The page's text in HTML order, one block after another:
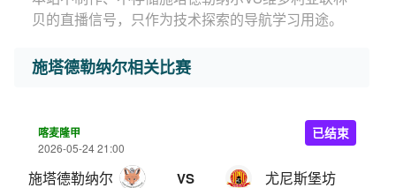
贝的直播信号，只作为技术探索的导航学习用途。
施塔德勒纳尔相关比赛
喀麦隆甲
2026-05-24 21:00
施塔德勒纳尔 VS 尤尼斯堡坊
已结束